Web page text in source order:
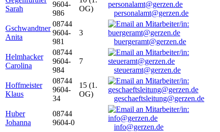
Sarah
9604-
986
OG)
personalamt@gerzen.de
Gschwandtner
Anita
08744
9604-
981
3
buergeramt@gerzen.de
Helmhacker
Carolina
08744
9604-
984
7
steueramt@gerzen.de
Hoffmeister
Klaus
08744
9604-
34
15 (1.
OG)
geschaeftsleitung@gerzen.de
Huber
Johanna
08744
9604-0
info@gerzen.de